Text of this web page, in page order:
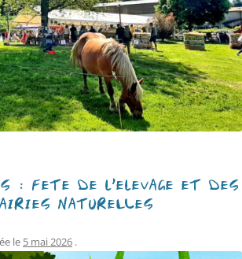
: FÊTE DE L’ÉLEVAGE ET DES
NATURELLES
le 5 mai 2026 .